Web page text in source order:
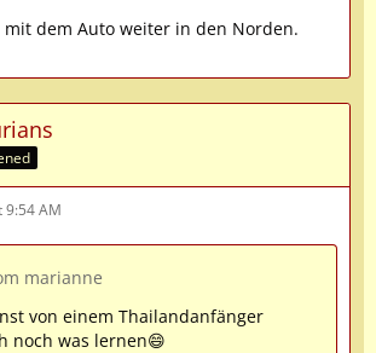
mit dem Auto weiter in den Norden.
9:54 AM
marianne
von einem Thailandanfänger
noch was lernen😄